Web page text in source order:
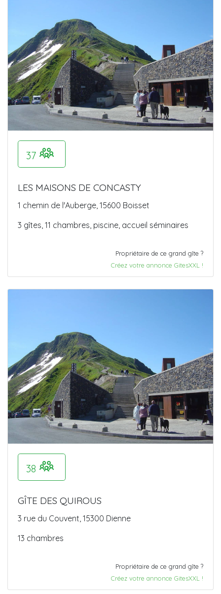
37
LES MAISONS DE CONCASTY
1 chemin de l'Auberge, 15600 Boisset
3 gîtes, 11 chambres, piscine, accueil séminaires
Propriétaire de ce grand gîte ?
Créez votre annonce GitesXXL !
38
GÎTE DES QUIROUS
3 rue du Couvent, 15300 Dienne
13 chambres
Propriétaire de ce grand gîte ?
Créez votre annonce GitesXXL !